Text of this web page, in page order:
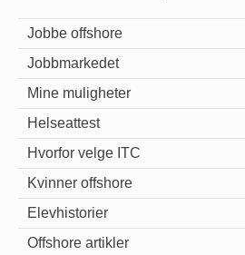
Jobbe offshore
Jobbmarkedet
Mine muligheter
Helseattest
Hvorfor velge ITC
Kvinner offshore
Elevhistorier
Offshore artikler